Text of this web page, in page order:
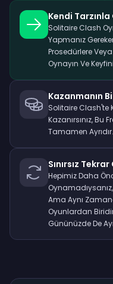
Kendi Tarzınla
Solitaire Clash
Yapmanız
Prosedürlere
Oynayın Ve
Kazanmanın
Solitaire Clash'te
Kazanırsınız, Bu
Tamamen Ayrıdır.
Sınırsız
Hepimiz Daha
Ama Aynı
Oyunlardan
Gününüzde De